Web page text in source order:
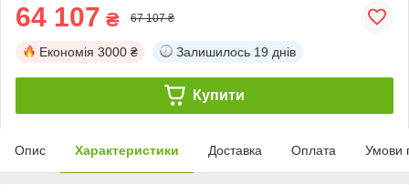
64 107 ₴ 67 107 ₴
Економія 3000 ₴ Залишилось 19 днів
Купити
Опис Характеристики Доставка Оплата Умови